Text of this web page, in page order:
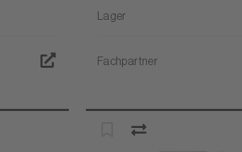
Lager
Fachpartner